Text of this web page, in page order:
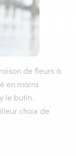
de fleurs à
en mains
le butin.
choix de